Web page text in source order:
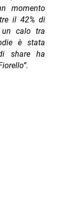
momento
il 42% di
un calo tra
è stata
share ha